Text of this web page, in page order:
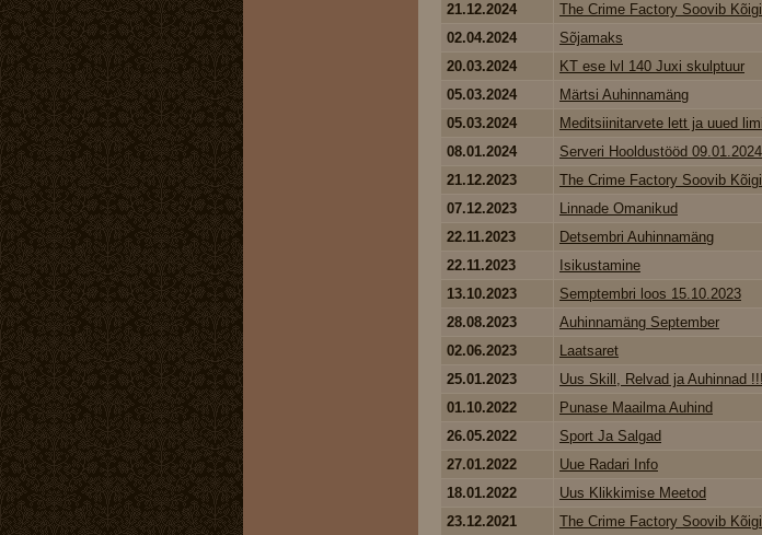
21.12.2024
The Crime Factory Soovib
02.04.2024
Sõjamaks
20.03.2024
KT ese lvl 140 Juxi skulptuur
05.03.2024
Märtsi Auhinnamäng
05.03.2024
Meditsiinitarvete lett ja uued
08.01.2024
Serveri Hooldustööd 09.01.2024
21.12.2023
The Crime Factory Soovib
07.12.2023
Linnade Omanikud
22.11.2023
Detsembri Auhinnamäng
22.11.2023
Isikustamine
13.10.2023
Semptembri loos 15.10.2023
28.08.2023
Auhinnamäng September
02.06.2023
Laatsaret
25.01.2023
Uus Skill, Relvad ja Auhinnad !!!
01.10.2022
Punase Maailma Auhind
26.05.2022
Sport Ja Salgad
27.01.2022
Uue Radari Info
18.01.2022
Uus Klikkimise Meetod
23.12.2021
The Crime Factory Soovib